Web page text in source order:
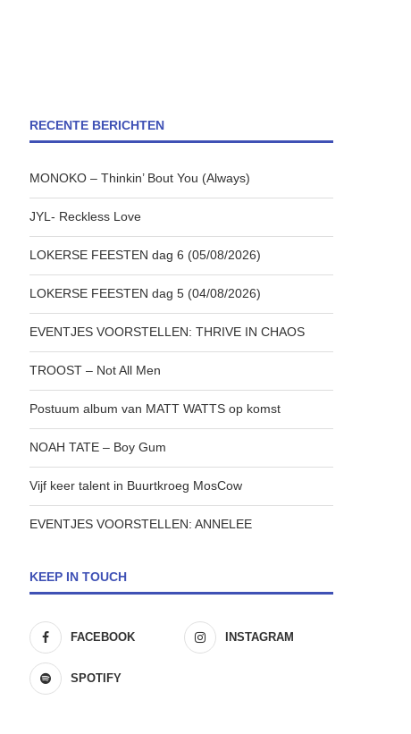
RECENTE BERICHTEN
MONOKO – Thinkin’ Bout You (Always)
JYL- Reckless Love
LOKERSE FEESTEN dag 6 (05/08/2026)
LOKERSE FEESTEN dag 5 (04/08/2026)
EVENTJES VOORSTELLEN: THRIVE IN CHAOS
TROOST – Not All Men
Postuum album van MATT WATTS op komst
NOAH TATE – Boy Gum
Vijf keer talent in Buurtkroeg MosCow
EVENTJES VOORSTELLEN: ANNELEE
KEEP IN TOUCH
FACEBOOK INSTAGRAM
SPOTIFY